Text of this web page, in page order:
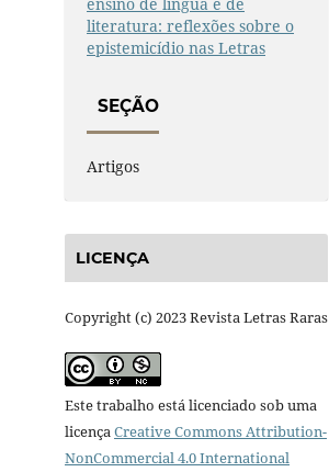
literatura: reflexões sobre o
epistemicídio nas Letras
SEÇÃO
Artigos
LICENÇA
Copyright (c) 2023 Revista Letras Raras
Este trabalho está licenciado sob uma
licençaCreative Commons Attribution-
NonCommercial 4.0 International